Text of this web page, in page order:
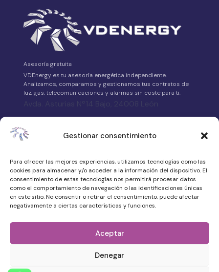
Gestionar consentimiento
Para ofrecer las mejores experiencias, utilizamos tecnologías como las
cookies para almacenar y/o acceder a la información del dispositivo. El
consentimiento de estas tecnologías nos permitirá procesar datos
como el comportamiento de navegación o las identificaciones únicas
en este sitio. No consentir o retirar el consentimiento, puede afectar
negativamente a ciertas características y funciones.
Aceptar
Denegar
Asesoría gratuita
VDEnergy es tu asesoría energética independiente.
Analizamos, comparamos y gestionamos tus contratos de
luz, gas, telecomunicaciones y alarmas sin coste para ti.
Avda. Asturias Nº14 Bajo, 24008 León
·
atencionalcliente@vdenergy.es
Política de privacidad
Aviso legal